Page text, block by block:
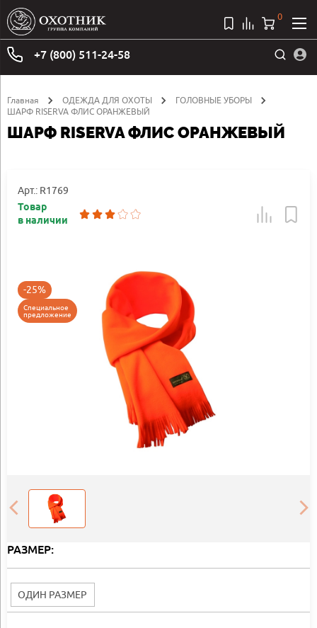
+7 (800) 511-24-58
0
Главная ОДЕЖДА ДЛЯ ОХОТЫ
ГОЛОВНЫЕ УБОРЫ
ШАРФ RISERVA ФЛИС ОРАНЖЕВЫЙ
ШАРФ RISERVA ФЛИС ОРАНЖЕВЫЙ
Арт.: R1769
Товар
в наличии
-25%
Специальное
предложение
РАЗМЕР:
ОДИН РАЗМЕР